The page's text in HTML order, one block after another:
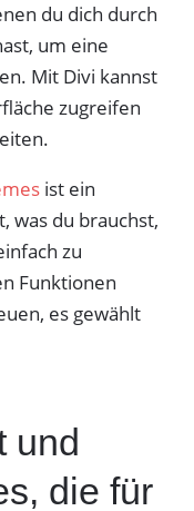
du dich durch
um eine
Mit Divi kannst
zugreifen
ist ein
was du brauchst,
zu
Funktionen
es gewählt
und
die für